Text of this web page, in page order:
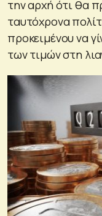
την αρχή ότι θα
ταυτόχρονα
προκειμένου να
των τιμών στη